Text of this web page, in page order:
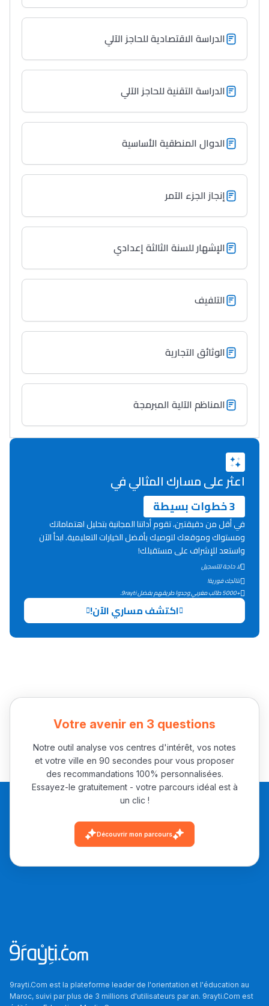
الدراسة الاقتصادية للحاجز الآلي
الدراسة التقنية للحاجز الآلي
الدوال المنطقية الأساسية
إنجاز الجزء الآمر
الإشهار للسنة الثالثة إعدادي
التلفيف
الوثائق التجارية
المناظم الآلية المبرمجة
اعثر على مسارك المثالي في
3 خطوات بسيطة
في أقل من دقيقتين، تقوم أداتنا المجانية بتحليل اهتماماتك
ومستواك وموقعك لتوصيك بأفضل الخيارات التعليمية. ابدأ الآن
واستعد للإشراف على مستقبلك!
لا حاجة للتسجيل
نتائجك فورية!
+5000 طالب مغربي وجدوا طريقهم بفضل 9rayti.
اكتشف مساري الآن!
Votre avenir en 3 questions
Notre outil analyse vos centres d'intérêt, vos notes
et votre ville en 90 secondes pour vous proposer
des recommandations 100% personnalisées.
Essayez-le gratuitement - votre parcours idéal est à
un clic !
Découvrir mon parcours
9rayti.Com est la plateforme leader de l'orientation et l'éducation au
Maroc, suivi par plus de 3 millions d'utilisateurs par an. 9rayti.Com est